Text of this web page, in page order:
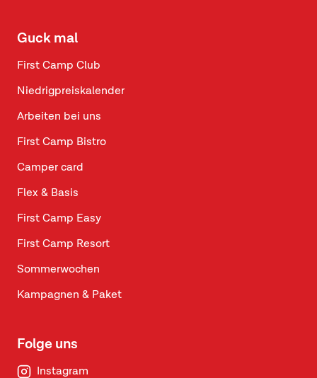
Guck mal
First Camp Club
Niedrigpreiskalender
Arbeiten bei uns
First Camp Bistro
Camper card
Flex & Basis
First Camp Easy
First Camp Resort
Sommerwochen
Kampagnen & Paket
Folge uns
Instagram